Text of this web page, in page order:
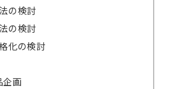
の検討
の検討
化の検討
企画